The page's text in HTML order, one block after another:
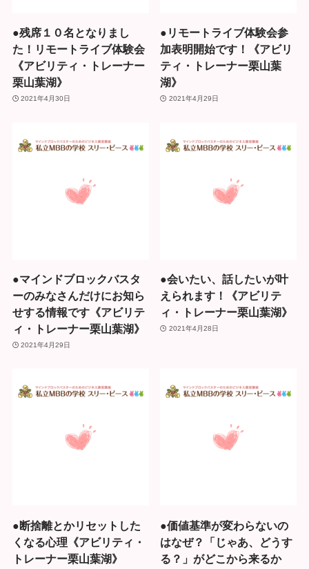
●残席１０名となりまし
た！リモートライブ体験会
《アビリティ・トレーナー
栗山葉湖》
2021年4月30日
●リモートライブ体験会参
加表明開始です！《アビリ
ティ・トレーナー栗山葉
湖》
2021年4月29日
●マインドブロックバスタ
ーのみなさんだけにお知ら
せする情報です《アビリテ
ィ・トレーナー栗山葉湖》
2021年4月29日
●会いたい、話したいが叶
えられます！《アビリテ
ィ・トレーナー栗山葉湖》
2021年4月28日
●断捨離とかリセットした
くなる心理《アビリティ・
トレーナー栗山葉湖》
●価値基準が変わらないの
はなぜ？「じゃあ、どうす
る？」がどこから来るか